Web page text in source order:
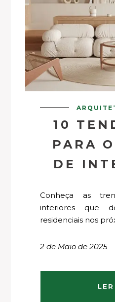
10
PARA
DE
Conheça as trends do design de
interiores que
residenciais nos
2 de Maio de 2025